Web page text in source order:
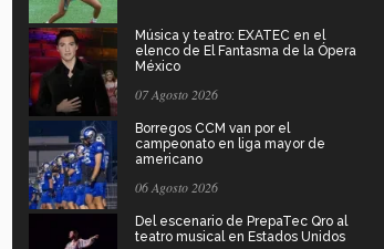
Música y teatro: EXATEC en el
elenco de El Fantasma de la Ópera
México
07 Agosto 2026
Borregos CCM van por el
campeonato en liga mayor de
americano
06 Agosto 2026
Del escenario de PrepaTec Qro al
teatro musical en Estados Unidos